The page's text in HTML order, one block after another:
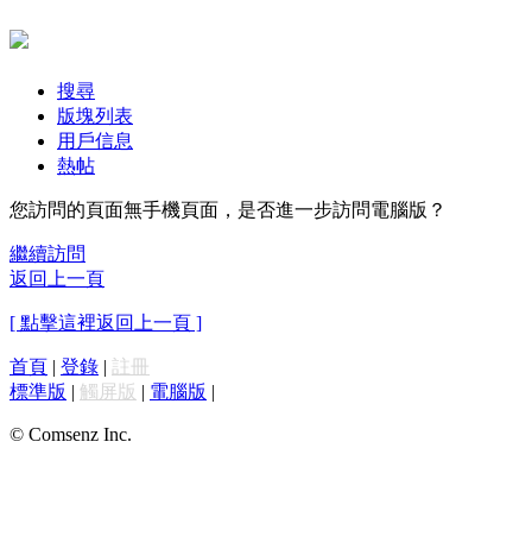
搜尋
版塊列表
用戶信息
熱帖
您訪問的頁面無手機頁面，是否進一步訪問電腦版？
繼續訪問
返回上一頁
[ 點擊這裡返回上一頁 ]
首頁 | 登錄 | 註冊
標準版 | 觸屏版 | 電腦版 |
© Comsenz Inc.